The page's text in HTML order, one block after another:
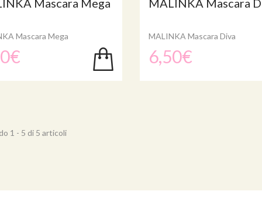
Mascara Mega MALINKA Mascara Diva
6,50€
1 - 5 di 5 articoli